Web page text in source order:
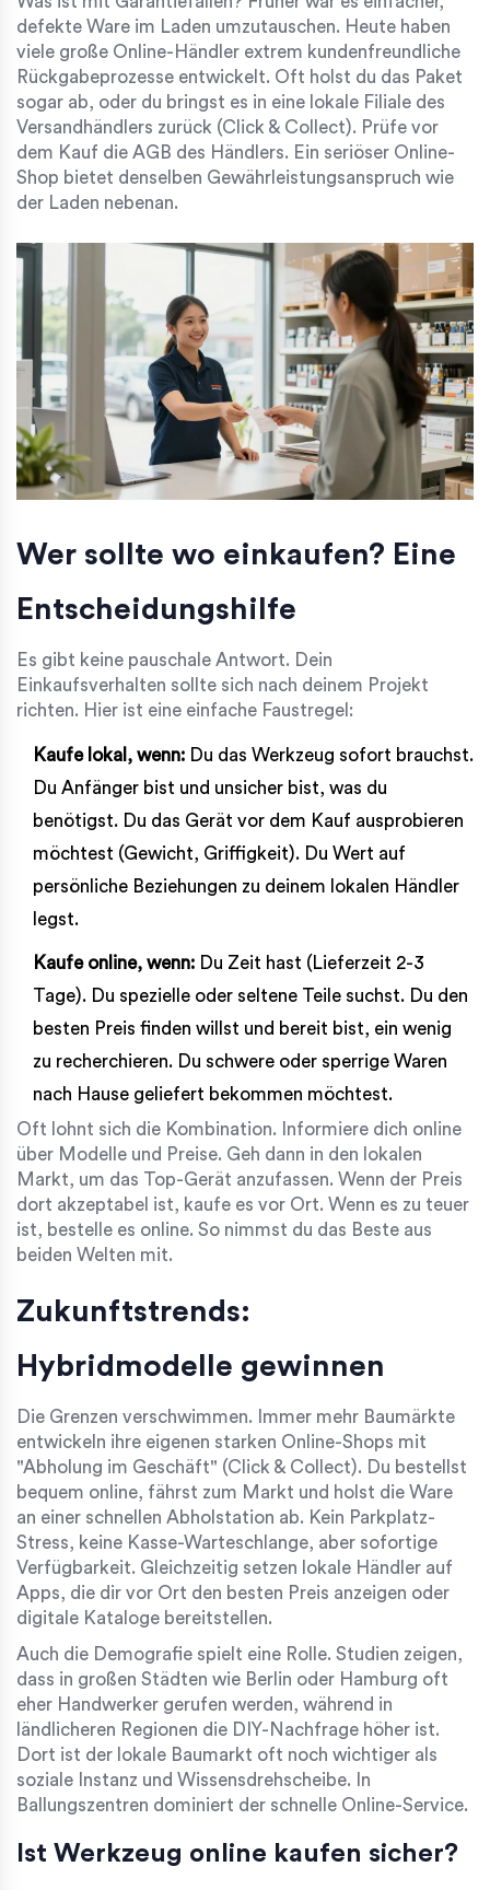
defekte Ware im Laden umzutauschen. Heute haben
viele große Online-Händler extrem kundenfreundliche
Rückgabeprozesse entwickelt. Oft holst du das Paket
sogar ab, oder du bringst es in eine lokale Filiale des
Versandhändlers zurück (Click & Collect). Prüfe vor
dem Kauf die AGB des Händlers. Ein seriöser Online-
Shop bietet denselben Gewährleistungsanspruch wie
der Laden nebenan.
Wer sollte wo einkaufen? Eine
Entscheidungshilfe
Es gibt keine pauschale Antwort. Dein
Einkaufsverhalten sollte sich nach deinem Projekt
richten. Hier ist eine einfache Faustregel:
Kaufe lokal, wenn: Du das Werkzeug sofort brauchst.
Du Anfänger bist und unsicher bist, was du
benötigst. Du das Gerät vor dem Kauf ausprobieren
möchtest (Gewicht, Griffigkeit). Du Wert auf
persönliche Beziehungen zu deinem lokalen Händler
legst.
Kaufe online, wenn: Du Zeit hast (Lieferzeit 2-3
Tage). Du spezielle oder seltene Teile suchst. Du den
besten Preis finden willst und bereit bist, ein wenig
zu recherchieren. Du schwere oder sperrige Waren
nach Hause geliefert bekommen möchtest.
Oft lohnt sich die Kombination. Informiere dich online
über Modelle und Preise. Geh dann in den lokalen
Markt, um das Top-Gerät anzufassen. Wenn der Preis
dort akzeptabel ist, kaufe es vor Ort. Wenn es zu teuer
ist, bestelle es online. So nimmst du das Beste aus
beiden Welten mit.
Zukunftstrends:
Hybridmodelle gewinnen
Die Grenzen verschwimmen. Immer mehr Baumärkte
entwickeln ihre eigenen starken Online-Shops mit
"Abholung im Geschäft" (Click & Collect). Du bestellst
bequem online, fährst zum Markt und holst die Ware
an einer schnellen Abholstation ab. Kein Parkplatz-
Stress, keine Kasse-Warteschlange, aber sofortige
Verfügbarkeit. Gleichzeitig setzen lokale Händler auf
Apps, die dir vor Ort den besten Preis anzeigen oder
digitale Kataloge bereitstellen.
Auch die Demografie spielt eine Rolle. Studien zeigen,
dass in großen Städten wie Berlin oder Hamburg oft
eher Handwerker gerufen werden, während in
ländlicheren Regionen die DIY-Nachfrage höher ist.
Dort ist der lokale Baumarkt oft noch wichtiger als
soziale Instanz und Wissensdrehscheibe. In
Ballungszentren dominiert der schnelle Online-Service.
Ist Werkzeug online kaufen sicher?